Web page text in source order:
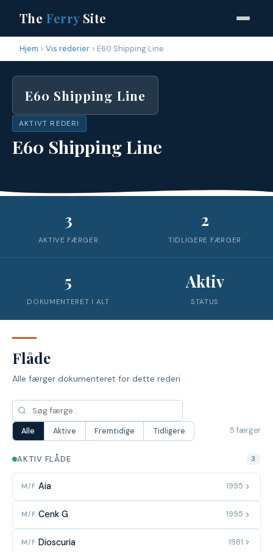
The FerrySite
Hjem Vis rederier E60 Shipping Line
E60 Shipping Line
AKTIVT REDERI
E60 Shipping Line
3
AKTIVE FÆRGER
2
TIDLIGERE FÆRGER
5
DOKUMENTERET I ALT
Aktiv
STATUS
Flåde
Alle færger dokumenteret for dette rederi
Alle Aktive Fremtidige Tidligere 5 færger
AKTIV FLÅDE 3
M/F Aia 1995
M/F Cenk G 1995
M/F Dioscuria 1981